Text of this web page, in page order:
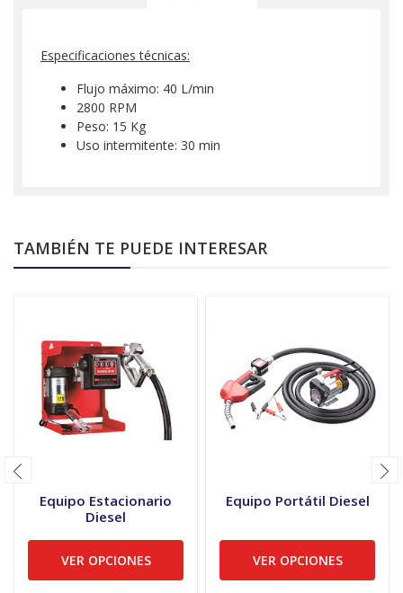
Especificaciones técnicas:
Flujo máximo: 40 L/min
2800 RPM
Peso: 15 Kg
Uso intermitente: 30 min
TAMBIÉN TE PUEDE INTERESAR
Equipo Estacionario
Diesel
VER OPCIONES
Equipo Portátil Diesel
VER OPCIONES